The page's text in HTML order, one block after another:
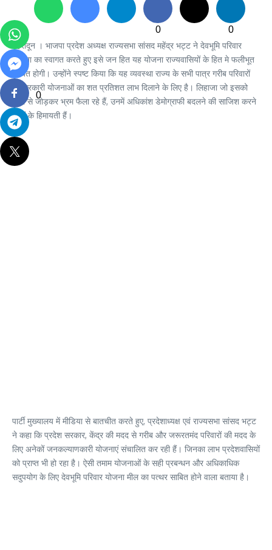
0
0
0
देहरादून । भाजपा प्रदेश अध्यक्ष राज्यसभा सांसद महेंद्र भट्ट ने देवभूमि परिवार
योजना का स्वागत करते हुए इसे जन हित यह योजना राज्यवासियों के हित मे फलीभूत
साबित होगी। उन्होंने स्पष्ट किया कि यह व्यवस्था राज्य के सभी पात्र गरीब परिवारों
को सरकारी योजनाओं का शत प्रतिशत लाभ दिलाने के लिए है। लिहाजा जो इसको
SIR से जोड़कर भ्रम फैला रहे हैं, उनमें अधिकांश डेमोग्राफी बदलने की साजिश करने
वालों के हिमायती हैं।
पार्टी मुख्यालय में मीडिया से बातचीत करते हुए, प्रदेशाध्यक्ष एवं राज्यसभा सांसद भट्ट
ने कहा कि प्रदेश सरकार, केंद्र की मदद से गरीब और जरूरतमंद परिवारों की मदद के
लिए अनेकों जनकल्याणकारी योजनाएं संचालित कर रही हैं। जिनका लाभ प्रदेशवासियों
को प्राप्त भी हो रहा है। ऐसी तमाम योजनाओं के सही प्रबन्धन और अधिकाधिक
सदुपयोग के लिए देवभूमि परिवार योजना मील का पत्थर साबित होने वाला बताया है।